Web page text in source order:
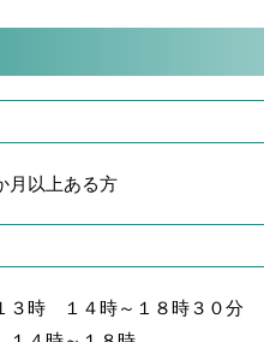
月以上ある方
３時 １４時～１８時３０分